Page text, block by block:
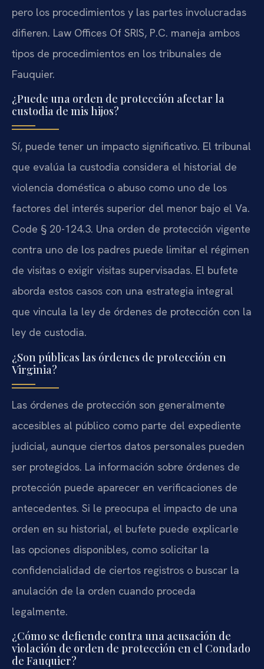
pero los procedimientos y las partes involucradas
difieren. Law Offices Of SRIS, P.C. maneja ambos
tipos de procedimientos en los tribunales de
Fauquier.
¿Puede una orden de protección afectar la
custodia de mis hijos?
Sí, puede tener un impacto significativo. El tribunal
que evalúa la custodia considera el historial de
violencia doméstica o abuso como uno de los
factores del interés superior del menor bajo el Va.
Code § 20-124.3. Una orden de protección vigente
contra uno de los padres puede limitar el régimen
de visitas o exigir visitas supervisadas. El bufete
aborda estos casos con una estrategia integral
que vincula la ley de órdenes de protección con la
ley de custodia.
¿Son públicas las órdenes de protección en
Virginia?
Las órdenes de protección son generalmente
accesibles al público como parte del expediente
judicial, aunque ciertos datos personales pueden
ser protegidos. La información sobre órdenes de
protección puede aparecer en verificaciones de
antecedentes. Si le preocupa el impacto de una
orden en su historial, el bufete puede explicarle
las opciones disponibles, como solicitar la
confidencialidad de ciertos registros o buscar la
anulación de la orden cuando proceda
legalmente.
¿Cómo se defiende contra una acusación de
violación de orden de protección en el Condado
de Fauquier?